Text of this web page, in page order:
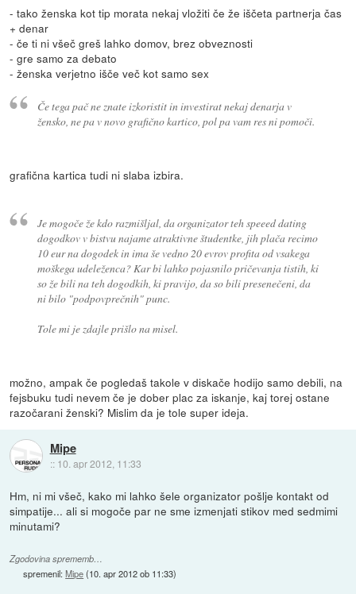
- tako ženska kot tip morata nekaj vložiti če že iščeta partnerja čas
+ denar
- če ti ni všeč greš lahko domov, brez obveznosti
- gre samo za debato
- ženska verjetno išče več kot samo sex
Če tega pač ne znate izkoristit in investirat nekaj denarja v
žensko, ne pa v novo grafično kartico, pol pa vam res ni pomoči.
grafična kartica tudi ni slaba izbira.
Je mogoče že kdo razmišljal, da organizator teh speeed dating
dogodkov v bistvu najame atraktivne študentke, jih plača recimo
10 eur na dogodek in ima še vedno 20 evrov profita od vsakega
moškega udeleženca? Kar bi lahko pojasnilo pričevanja tistih, ki
so že bili na teh dogodkih, ki pravijo, da so bili presenečeni, da
ni bilo "podpovprečnih" punc.
Tole mi je zdajle prišlo na misel.
možno, ampak če pogledaš takole v diskače hodijo samo debili, na
fejsbuku tudi nevem če je dober plac za iskanje, kaj torej ostane
razočarani ženski? Mislim da je tole super ideja.
Mipe
:: 10. apr 2012, 11:33
Hm, ni mi všeč, kako mi lahko šele organizator pošlje kontakt od
simpatije... ali si mogoče par ne sme izmenjati stikov med sedmimi
minutami?
Zgodovina sprememb…
spremenil:Mipe(10. apr 2012 ob 11:33)